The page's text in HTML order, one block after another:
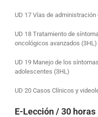
UD 17 Vías de
UD 18 Tratamiento de
oncológicos avanzados (3HL)
UD 19 Manejo de los
adolescentes (3HL)
UD 20 Casos Clínicos y
E-Lección/ 30 horas